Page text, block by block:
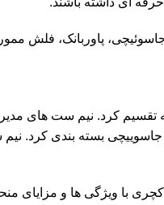
با ویژگی ها و مزایای